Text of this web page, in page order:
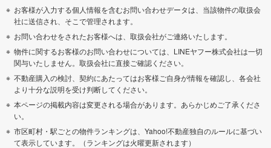
お客様が入力する個人情報を含むお問い合わせデータは、当該物件の取扱会
社に送信され、そこで管理されます。
お問い合わせをされたお客様へは、取扱会社がご連絡いたします。
物件に関するお客様のお問い合わせについては、LINEヤフー株式会社は一切
関与いたしません。取扱会社に直接ご確認ください。
不動産購入の検討、契約にあたってはお客様ご自身が情報を確認し、各会社
より十分な説明を受け判断してください。
本ページの掲載内容は変更される場合があります。あらかじめご了承くださ
い。
市区町村・駅ごとの物件ランキングは、Yahoo!不動産独自のルールに基づい
て表示しています。（ランキングは火曜更新されます）